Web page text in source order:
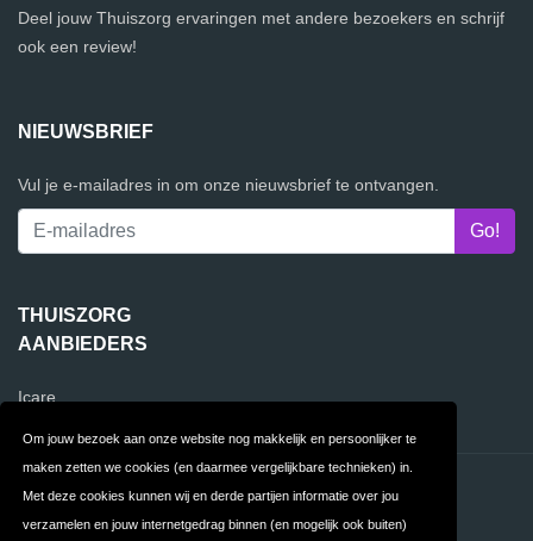
Om jouw bezoek aan onze website nog makkelijk en persoonlijker te
maken zetten we cookies (en daarmee vergelijkbare technieken) in.
Met deze cookies kunnen wij en derde partijen informatie over jou
verzamelen en jouw internetgedrag binnen (en mogelijk ook buiten)
Deel jouw Thuiszorg ervaringen met andere bezoekers en schrijf
ook een review!
NIEUWSBRIEF
Vul je e-mailadres in om onze nieuwsbrief te ontvangen.
THUISZORG
AANBIEDERS
Icare
Contact Privacy
Algemene FAQ